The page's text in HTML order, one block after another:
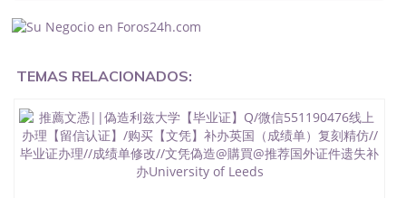
551190476办理假毕业证在国内能用吗, 挂科拿不到毕
辍学、挂科而没有正常毕业551190476您是否因为递
毕业而导致回国得不到教育部认证在校挂科了不想读
了,成绩不理想毕不了业怎么办551190476找工作没有
文凭怎么办,怎么办理本科/研究生文凭551190476如
何办理本科/硕士毕业证551190476网上买文凭可靠吗
551190476哪里可以买国外文凭551190476国外本科
TEMAS RELACIONADOS: